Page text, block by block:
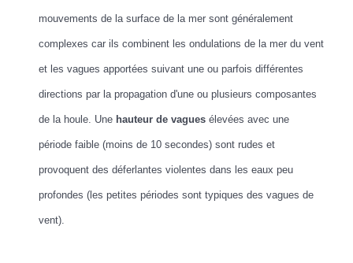
mouvements de la surface de la mer sont généralement
complexes car ils combinent les ondulations de la mer du vent
et les vagues apportées suivant une ou parfois différentes
directions par la propagation d'une ou plusieurs composantes
de la houle. Une hauteur de vagues élevées avec une
période faible (moins de 10 secondes) sont rudes et
provoquent des déferlantes violentes dans les eaux peu
profondes (les petites périodes sont typiques des vagues de
vent).